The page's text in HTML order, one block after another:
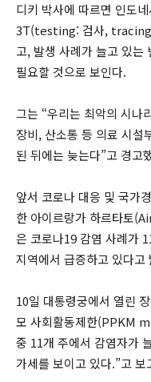
디키 박사에 따르면 인도
3T(testing: 검사,
고, 발생 사례가 늘고 있는
필요할 것으로 보인다.
그는 “우리는 최악의 시나
장비, 산소통 등 의료 시설
된 뒤에는 늦는다”고 경고
앞서 코로나 대응 및 국가
한 아이르랑가 하르타토
은 코로나19 감염 사례가
지역에서 급증하고 있다고
10일 대통령궁에서 열린
모 사회활동제한(PPKM
중 11개 주에서 감염자가
가세를 보이고 있다.”고 보